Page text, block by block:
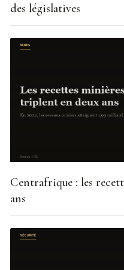
des législatives
Centrafrique : les
ans